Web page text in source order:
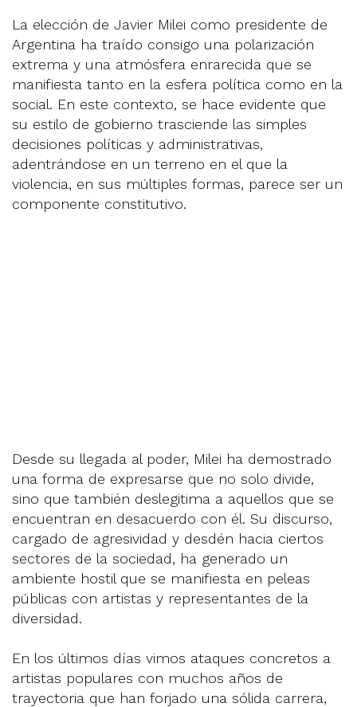
La elección de Javier Milei como presidente de
Argentina ha traído consigo una polarización
extrema y una atmósfera enrarecida que se
manifiesta tanto en la esfera política como en la
social. En este contexto, se hace evidente que
su estilo de gobierno trasciende las simples
decisiones políticas y administrativas,
adentrándose en un terreno en el que la
violencia, en sus múltiples formas, parece ser un
componente constitutivo.
Desde su llegada al poder, Milei ha demostrado
una forma de expresarse que no solo divide,
sino que también deslegitima a aquellos que se
encuentran en desacuerdo con él. Su discurso,
cargado de agresividad y desdén hacia ciertos
sectores de la sociedad, ha generado un
ambiente hostil que se manifiesta en peleas
públicas con artistas y representantes de la
diversidad.
En los últimos días vimos ataques concretos a
artistas populares con muchos años de
trayectoria que han forjado una sólida carrera,